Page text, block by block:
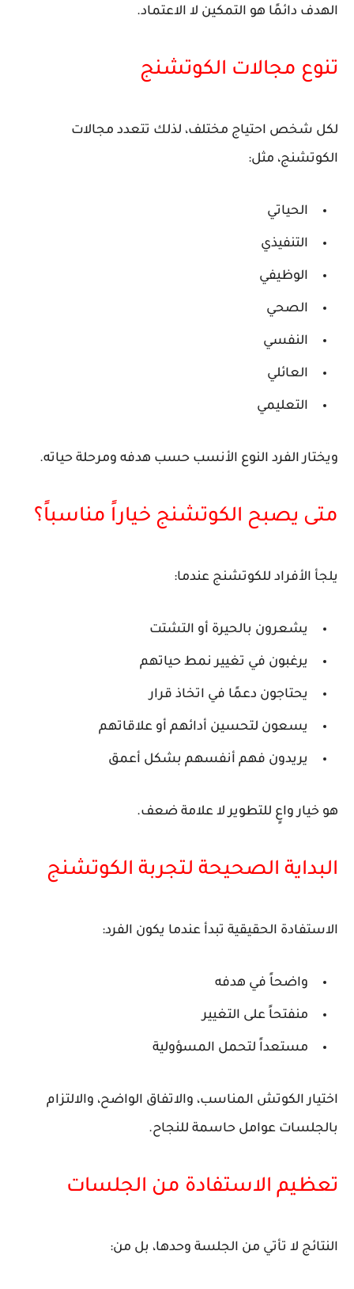
الهدف دائمًا هو التمكين لا الاعتماد.
تنوع مجالات الكوتشنج
لكل شخص احتياج مختلف، لذلك تتعدد مجالات
الكوتشنج، مثل:
الحياتي
التنفيذي
الوظيفي
الصحي
النفسي
العائلي
التعليمي
ويختار الفرد النوع الأنسب حسب هدفه ومرحلة حياته.
متى يصبح الكوتشنج خياراً مناسباً؟
يلجأ الأفراد للكوتشنج عندما:
يشعرون بالحيرة أو التشتت
يرغبون في تغيير نمط حياتهم
يحتاجون دعمًا في اتخاذ قرار
يسعون لتحسين أدائهم أو علاقاتهم
يريدون فهم أنفسهم بشكل أعمق
هو خيار واعٍ للتطوير لا علامة ضعف.
البداية الصحيحة لتجربة الكوتشنج
الاستفادة الحقيقية تبدأ عندما يكون الفرد:
واضحاً في هدفه
منفتحاً على التغيير
مستعداً لتحمل المسؤولية
اختيار الكوتش المناسب، والاتفاق الواضح، والالتزام
بالجلسات عوامل حاسمة للنجاح.
تعظيم الاستفادة من الجلسات
النتائج لا تأتي من الجلسة وحدها، بل من: